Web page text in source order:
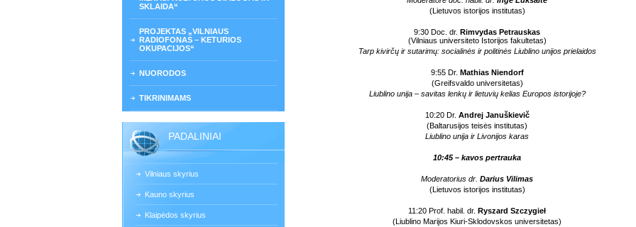
SKLAIDA“
PROJEKTAS „VILNIAUS
RADIOFONAS – KETURIOS
OKUPACIJOS“
NUORODOS
TIKRINIMAMS
PADALINIAI
Vilniaus skyrius
Kauno skyrius
Klaipėdos skyrius
(Lietuvos istorijos institutas)
9:30 Doc. dr. Rimvydas Petrauskas
(Vilniaus universiteto Istorijos fakultetas)
Tarp kivirčų ir sutarimų: socialinės ir politinės Liublino unijos prielaidos
9:55 Dr. Mathias Niendorf
(Greifsvaldo universitetas)
Liublino unija – savitas lenkų ir lietuvių kelias Europos istorijoje?
10:20 Dr. Andrej Januškievič
(Baltarusijos teisės institutas)
Liublino unija ir Livonijos karas
10:45 – kavos pertrauka
Moderatorius dr. Darius Vilimas
(Lietuvos istorijos institutas)
11:20 Prof. habil. dr. Ryszard Szczygieł
(Liublino Marijos Kiuri-Sklodovskos universitetas)